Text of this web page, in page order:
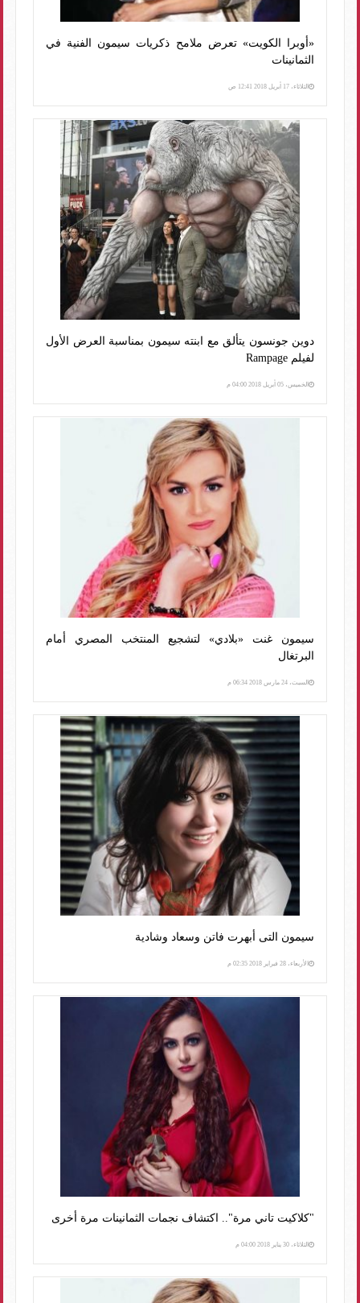
«أوبرا الكويت» تعرض ملامح ذكريات سيمون الفنية في
الثمانينات
الثلاثاء، 17 أبريل 2018 12:41 ص
دوين جونسون يتألق مع ابنته سيمون بمناسبة العرض الأول
لفيلم Rampage
الخميس، 05 أبريل 2018 04:00 م
سيمون غنت «بلادي» لتشجيع المنتخب المصري أمام
البرتغال
السبت، 24 مارس 2018 06:34 م
سيمون التى أبهرت فاتن وسعاد وشادية
الأربعاء، 28 فبراير 2018 02:35 م
"كلاكيت تاني مرة".. اكتشاف نجمات الثمانينات مرة أخرى
الثلاثاء، 30 يناير 2018 04:00 م